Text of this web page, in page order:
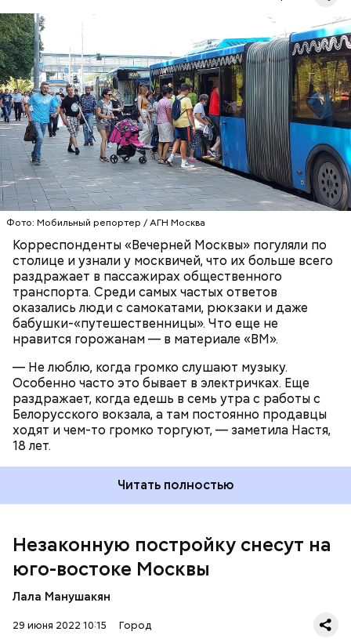
Фото: Мобильный репортер / АГН Москва
Корреспонденты «Вечерней Москвы» погуляли по
столице и узнали у москвичей, что их больше всего
раздражает в пассажирах общественного
транспорта. Среди самых частых ответов
оказались люди с самокатами, рюкзаки и даже
бабушки-«путешественницы». Что еще не
нравится горожанам — в материале «ВМ».
— Не люблю, когда громко слушают музыку.
Особенно часто это бывает в электричках. Еще
раздражает, когда едешь в семь утра с работы с
Белорусского вокзала, а там постоянно продавцы
ходят и чем-то громко торгуют, — заметила Настя,
18 лет.
— Рюкзаки большие прямо бесит, когда не
снимают. Если едешь в час пик, обязательно тебя
чем-нибудь заденут, — сказала Александра, 19 лет.
Читать полностью
ТРАНСПОРТ ПАССАЖИРЫ МОСКВА
Незаконную постройку снесут на
юго-востоке Москвы
Лала Манушакян
29 июня 2022 10:15 Город
Так, согласно проводимой экспертизе,
собственник реконструировал здание и
соответствует строительным нормам и правилам
договора на эксплуатированном земельном
До этого государственная инспекция по контролю
Москвыдобилась демонтажа незаконной
пристройки к трансформаторной подстанции в
Лосиноостровском районе